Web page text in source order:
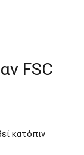
FSC
κατόπιν